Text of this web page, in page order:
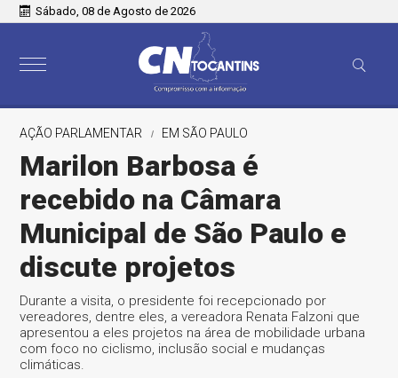
Sábado, 08 de Agosto de 2026
AÇÃO PARLAMENTAR EM SÃO PAULO
Marilon Barbosa é
recebido na Câmara
Municipal de São Paulo e
discute projetos
Durante a visita, o presidente foi recepcionado por
vereadores, dentre eles, a vereadora Renata Falzoni que
apresentou a eles projetos na área de mobilidade urbana
com foco no ciclismo, inclusão social e mudanças
climáticas.